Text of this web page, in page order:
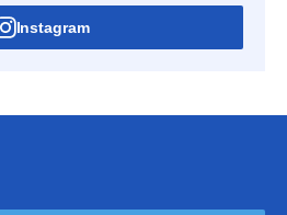
Instagram